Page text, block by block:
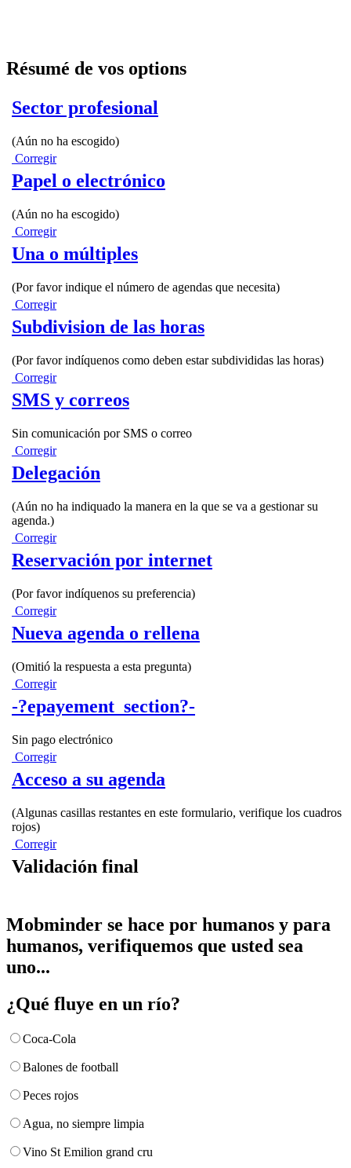
Résumé de vos options
Sector profesional
(Aún no ha escogido)
Corregir
Papel o electrónico
(Aún no ha escogido)
Corregir
Una o múltiples
(Por favor indique el número de agendas que necesita)
Corregir
Subdivision de las horas
(Por favor indíquenos como deben estar subdivididas las horas)
Corregir
SMS y correos
Sin comunicación por SMS o correo
Corregir
Delegación
(Aún no ha indiquado la manera en la que se va a gestionar su
agenda.)
Corregir
Reservación por internet
(Por favor indíquenos su preferencia)
Corregir
Nueva agenda o rellena
(Omitió la respuesta a esta pregunta)
Corregir
-?epayement_section?-
Sin pago electrónico
Corregir
Acceso a su agenda
(Algunas casillas restantes en este formulario, verifique los cuadros
rojos)
Corregir
Validación final
Mobminder se hace por humanos y para
humanos, verifiquemos que usted sea
uno...
¿Qué fluye en un río?
Coca-Cola
Balones de football
Peces rojos
Agua, no siempre limpia
Vino St Emilion grand cru